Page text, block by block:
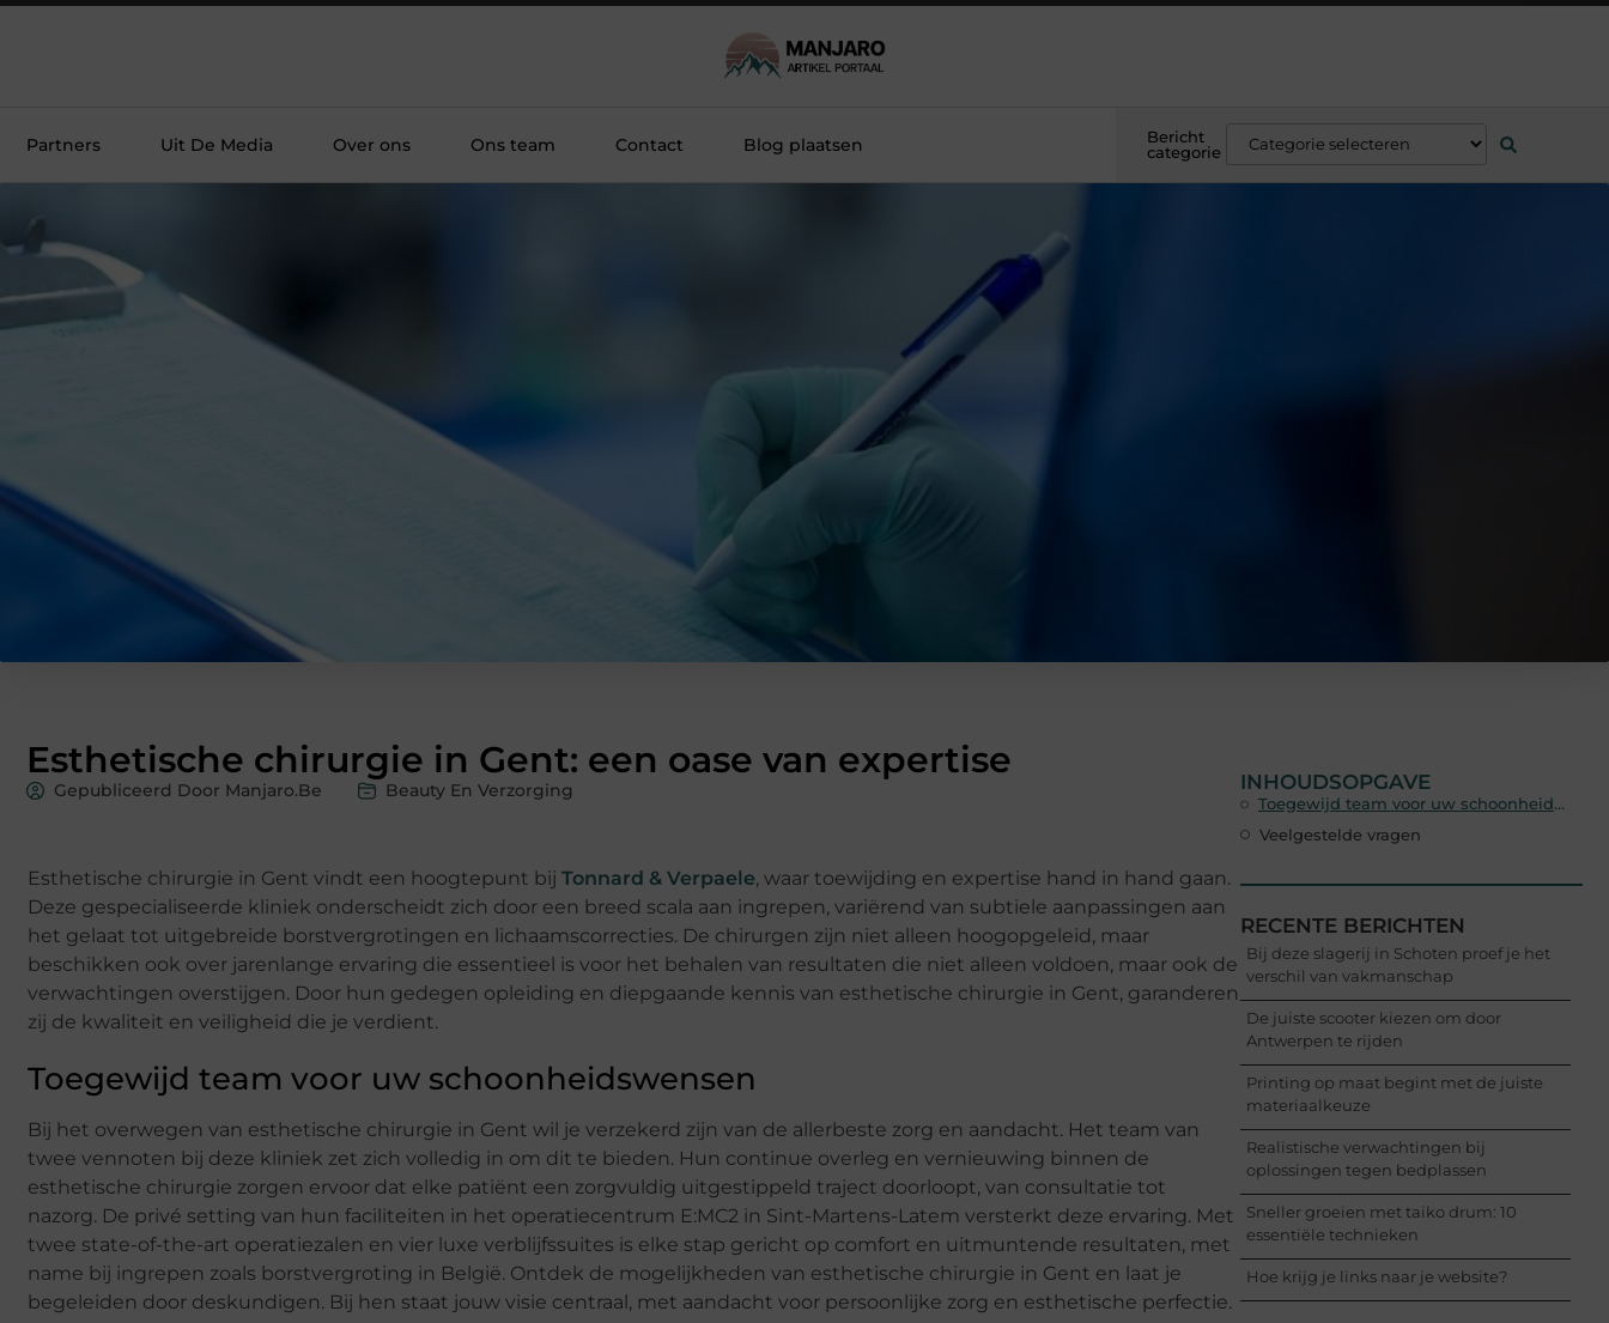
Partners Uit De Media Over ons Ons team Contact Blog plaatsen
Bericht
categorie
Esthetische chirurgie in Gent: een oase van expertise
Gepubliceerd Door Manjaro.be Beauty En Verzorging
Esthetische chirurgie in Gent vindt een hoogtepunt bij Tonnard & Verpaele, waar toewijding en expertise hand in hand gaan.
Deze gespecialiseerde kliniek onderscheidt zich door een breed scala aan ingrepen, variërend van subtiele aanpassingen aan
het gelaat tot uitgebreide borstvergrotingen en lichaamscorrecties. De chirurgen zijn niet alleen hoogopgeleid, maar
beschikken ook over jarenlange ervaring die essentieel is voor het behalen van resultaten die niet alleen voldoen, maar ook de
verwachtingen overstijgen. Door hun gedegen opleiding en diepgaande kennis van esthetische chirurgie in Gent, garanderen
zij de kwaliteit en veiligheid die je verdient.
Toegewijd team voor uw schoonheidswensen
Bij het overwegen van esthetische chirurgie in Gent wil je verzekerd zijn van de allerbeste zorg en aandacht. Het team van
twee vennoten bij deze kliniek zet zich volledig in om dit te bieden. Hun continue overleg en vernieuwing binnen de
esthetische chirurgie zorgen ervoor dat elke patiënt een zorgvuldig uitgestippeld traject doorloopt, van consultatie tot
nazorg. De privé setting van hun faciliteiten in het operatiecentrum E:MC2 in Sint-Martens-Latem versterkt deze ervaring. Met
twee state-of-the-art operatiezalen en vier luxe verblijfssuites is elke stap gericht op comfort en uitmuntende resultaten, met
name bij ingrepen zoals borstvergroting in België. Ontdek de mogelijkheden van esthetische chirurgie in Gent en laat je
begeleiden door deskundigen. Bij hen staat jouw visie centraal, met aandacht voor persoonlijke zorg en esthetische perfectie.
INHOUDSOPGAVE
Toegewijd team voor uw schoonheidswensen
Veelgestelde vragen
RECENTE BERICHTEN
Bij deze slagerij in Schoten proef je het
verschil van vakmanschap
De juiste scooter kiezen om door
Antwerpen te rijden
Printing op maat begint met de juiste
materiaalkeuze
Realistische verwachtingen bij
oplossingen tegen bedplassen
Sneller groeien met taiko drum: 10
essentiële technieken
Hoe krijg je links naar je website?